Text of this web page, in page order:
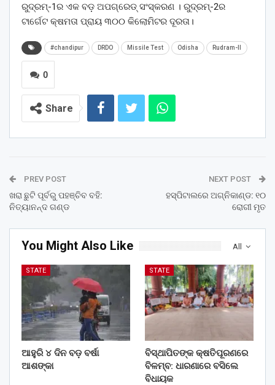
ରୁଦ୍ରମ୍-1ର ଏକ ବଡ଼ ଅପଗ୍ରେଡ୍ ସଂସ୍କରଣ । ରୁଦ୍ରମ୍-2ର
ଟାର୍ଗେଟ କ୍ଷମତା ପ୍ରାୟ ୩୦୦ କିଲୋମିଟର ଦୂରତା।
#chandipur DRDO Missile Test Odisha Rudram-ll
0
Share
PREV POST
ଖରା ଛୁଟି ପୂର୍ବରୁ ପହଞ୍ଚିବ ବହି:
ନିତ୍ୟାନନ୍ଦ ଗଣ୍ଡ
NEXT POST
ହସ୍ପିଟାଲରେ ଅଗ୍ନିକାଣ୍ଡ: ୧୦
ରୋଗୀ ମୃତ
All
You Might Also Like
STATE
ଆହୁରି ୪ ଦିନ ବଡ଼ ବର୍ଷା
ଆଶଙ୍କା
STATE
ବିସ୍ଥାପିତଙ୍କ କ୍ଷତିପୂରଣରେ
ବିଳମ୍ବ: ଧାରଣାରେ ବସିଲେ
ବିଧାୟକ